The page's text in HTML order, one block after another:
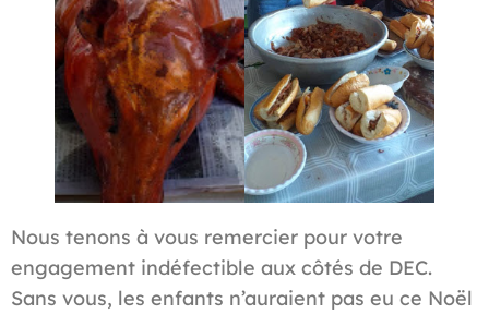
Nous tenons à vous remercier pour votre
engagement indéfectible aux côtés de DEC.
Sans vous, les enfants n’auraient pas eu ce Noël